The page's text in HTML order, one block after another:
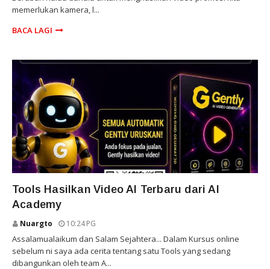
memerlukan kamera, l...
BACA LAGI
Tools Hasilkan Video AI Terbaru dari AI
Academy
Nuargto 10:24 PG
Assalamualaikum dan Salam Sejahtera... Dalam Kursus online
sebelum ni saya ada cerita tentang satu Tools yang sedang
dibangunkan oleh team A...